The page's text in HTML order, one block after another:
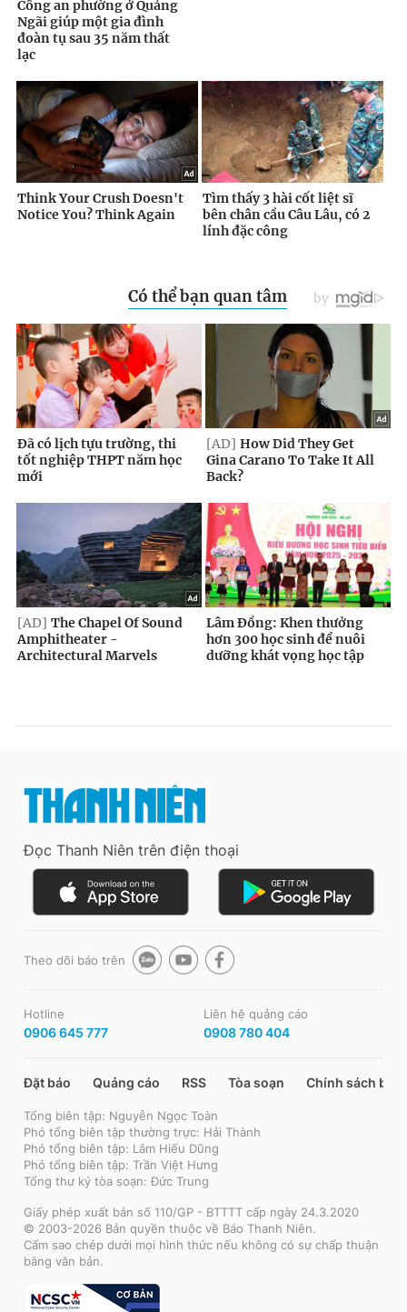
Đọc Thanh Niên trên điện thoại
Theo dõi báo trên
Hotline
0906 645 777
Liên hệ quảng cáo
0908 780 404
Đặt báo Quảng cáo RSS Tòa soạn Chính sách bảo
Tổng biên tập: Nguyễn Ngọc Toàn
Phó tổng biên tập thường trực: Hải Thành
Phó tổng biên tập: Lâm Hiếu Dũng
Phó tổng biên tập: Trần Việt Hưng
Tổng thư ký tòa soạn: Đức Trung
Giấy phép xuất bản số 110/GP - BTTTT cấp ngày 24.3.2020
© 2003-2026 Bản quyền thuộc về Báo Thanh Niên.
Cấm sao chép dưới mọi hình thức nếu không có sự chấp thuận
bằng văn bản.